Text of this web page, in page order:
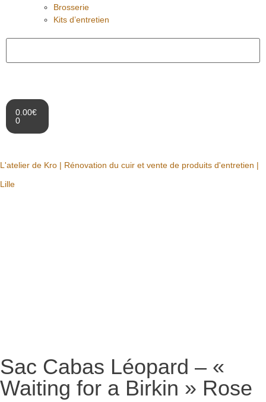
Brosserie
Kits d’entretien
0.00€
0
L'atelier de Kro | Rénovation du cuir et vente de produits d'entretien |
Lille
Sac Cabas Léopard – «
Waiting for a Birkin » Rose